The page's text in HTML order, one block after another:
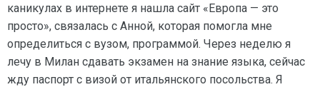
каникулах в интернете я нашла сайт «Европа — это
просто», связалась с Анной, которая помогла мне
определиться с вузом, программой. Через неделю я
лечу в Милан сдавать экзамен на знание языка, сейчас
жду паспорт с визой от итальянского посольства. Я